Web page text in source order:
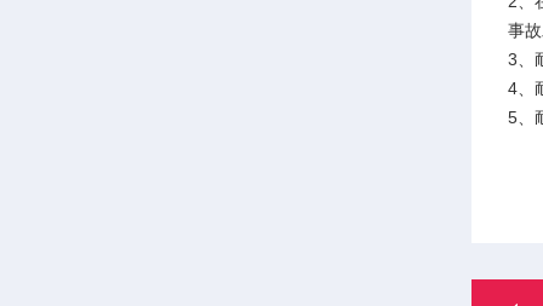
事
3、
4、
5、